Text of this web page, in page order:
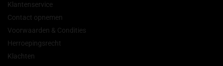
Klantenservice
Contact opnemen
Voorwaarden & Condities
Herroepingsrecht
Klachten